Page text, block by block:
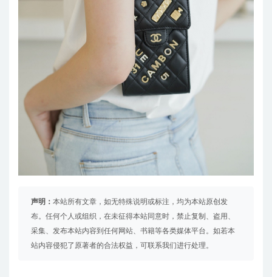
声明： 本站所有文章，如无特殊说明或标注，均为本站原创发
布。任何个人或组织，在未征得本站同意时，禁止复制、盗用、
采集、发布本站内容到任何网站、书籍等各类媒体平台。如若本
站内容侵犯了原著者的合法权益，可联系我们进行处理。